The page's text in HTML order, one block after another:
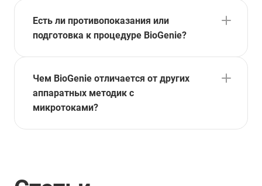
Есть ли противопоказания или
подготовка к процедуре BioGenie?
Чем BioGenie отличается от других
аппаратных методик с
микротоками?